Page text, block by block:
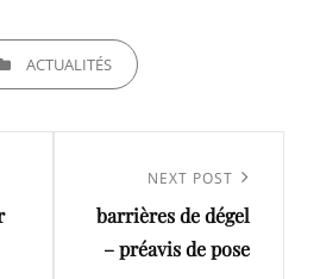
ACTUALITÉS
Post
NEXT POST
barrières de dégel
– préavis de pose